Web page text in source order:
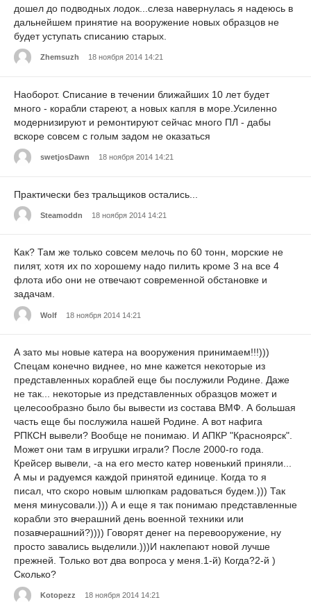
дошел до подводных лодок...слеза навернулась я надеюсь в
дальнейшем принятие на вооружение новых образцов не
будет уступать списанию старых.
Zhemsuzh 18 ноября 2014 14:21
Наоборот. Списание в течении ближайших 10 лет будет
много - корабли стареют, а новых капля в море.Усиленно
модернизируют и ремонтируют сейчас много ПЛ - дабы
вскоре совсем с голым задом не оказаться
swetjosDawn 18 ноября 2014 14:21
Практически без тральщиков остались...
Steamoddn 18 ноября 2014 14:21
Как? Там же только совсем мелочь по 60 тонн, морские не
пилят, хотя их по хорошему надо пилить кроме 3 на все 4
флота ибо они не отвечают современной обстановке и
задачам.
Wolf 18 ноября 2014 14:21
А зато мы новые катера на вооружения принимаем!!!)))
Спецам конечно виднее, но мне кажется некоторые из
представленных кораблей еще бы послужили Родине. Даже
не так... некоторые из представленных образцов может и
целесообразно было бы вывести из состава ВМФ. А большая
часть еще бы послужила нашей Родине. А вот нафига
РПКСН вывели? Вообще не понимаю. И АПКР "Красноярск".
Может они там в игрушки играли? После 2000-го года.
Крейсер вывели, -а на его место катер новенький приняли...
А мы и радуемся каждой принятой единице. Когда то я
писал, что скоро новым шлюпкам радоваться будем.))) Так
меня минусовали.))) А и еще я так понимаю представленные
корабли это вчерашний день военной техники или
позавчерашний?)))) Говорят денег на перевооружение, ну
просто завались выделили.)))И наклепают новой лучше
прежней. Только вот два вопроса у меня.1-й) Когда?2-й )
Сколько?
Kotopezz 18 ноября 2014 14:21